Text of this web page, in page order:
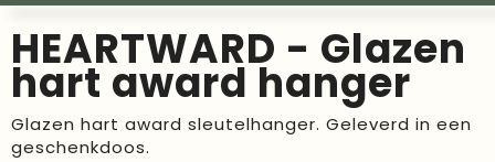
Tassen
Drinkwaren
Events
Events
Kerst
Verjaardagen
HEARTWARD - Glazen
hart award hanger
Glazen hart award sleutelhanger. Geleverd in een
geschenkdoos.